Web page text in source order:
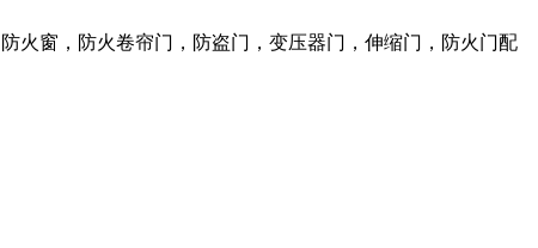
火窗，防火卷帘门，防盗门，变压器门，伸缩门，防火门配